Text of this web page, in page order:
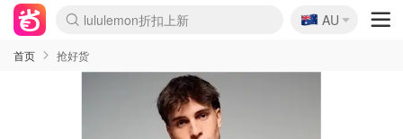
Sasa美妆护肤3.5折
SSENSE年中3折
FreshBeauty好价汇总
Cettire降价+叠9折
Farfetch折上8折
WWS Coles超市实拍
viagogo二手票捡漏
Myer清仓1折起
The Outnet奢牌1折起
David Jones 3折起
Flannels大牌1折
Perfumes Club护肤1折
AMIRO返校季6.2折
Oweek抽奖送Airpods
Amazon折扣汇总
eToro入金$200送$50
Amazon数码好物
ICONIC本周7.5折
ThedoubleF高奢地板价
Moose Knuckles 6折
丝芙兰5折起
EUFY官网3.7折起
Selenichast首饰2折
Trip机票酒店促销
YSL送5件彩妆礼
Amazon家居好物
BIGBANG巡演开票
David Jones时尚3折
Amazon美妆护肤
雅漾大喷$8
过敏原检测盒$33
伊索独家赠50ml沐浴露
科颜氏清仓3折
SEALIFE海洋馆门票6折
丝塔芙大白罐$16
订阅Newsletter送香薰
Cult Beauty 6.8折
Harrods圣诞日历2.3折
LN-CC奢牌私促3折
d'Alba空姐喷雾$16
EVE LOM套装逆天2折
Bernardelli独家4折
Adore Beauty 6折起
CT圣诞日历
Mytheresa奢品2.7折
Luxury Escapes 9折
Currentbody美容仪9折
MOON Garden Live
ALLSAINTS美衣3折
Roborock扫地机3.7折
Tingo Life水杯$24
Valentino官网5折
CR洗发护发6.3折
🇦🇺
AU
首页 抢好货